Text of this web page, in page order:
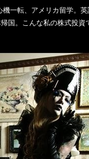
転、アメリカ留学。
国。こんな私の株式投